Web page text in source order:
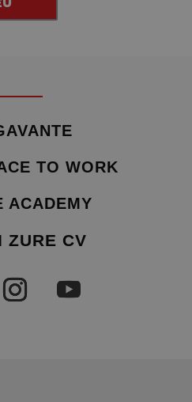
TO WORK
ACADEMY
ZURE CV